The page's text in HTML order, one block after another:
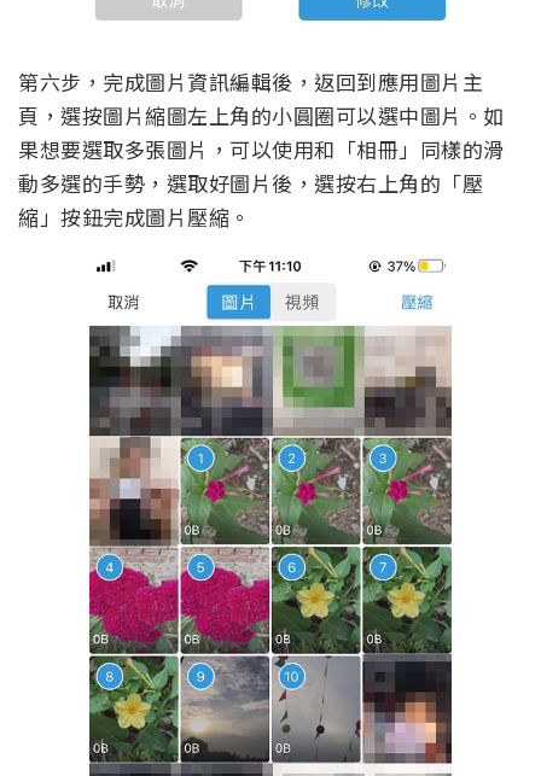
第六步，完成圖片資訊編輯後，返回到應用圖片主
頁，選按圖片縮圖左上角的小圓圈可以選中圖片。如
果想要選取多張圖片，可以使用和「相冊」同樣的滑
動多選的手勢，選取好圖片後，選按右上角的「壓
縮」按鈕完成圖片壓縮。